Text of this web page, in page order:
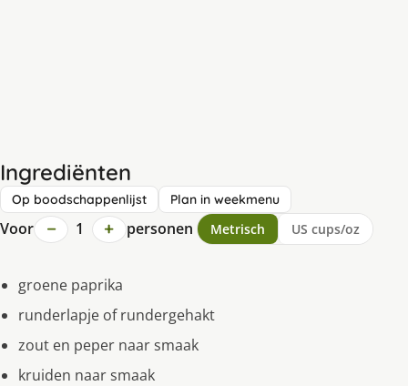
Ingrediënten
Op boodschappenlijst Plan in weekmenu
Voor − 1 + personen Metrisch US cups/oz
groene paprika
runderlapje of rundergehakt
zout en peper naar smaak
kruiden naar smaak